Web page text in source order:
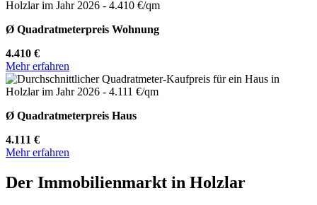
Ø Quadratmeterpreis Wohnung
4.410 €
Mehr erfahren
Ø Quadratmeterpreis Haus
4.111 €
Mehr erfahren
Der Immobilienmarkt in Holzlar